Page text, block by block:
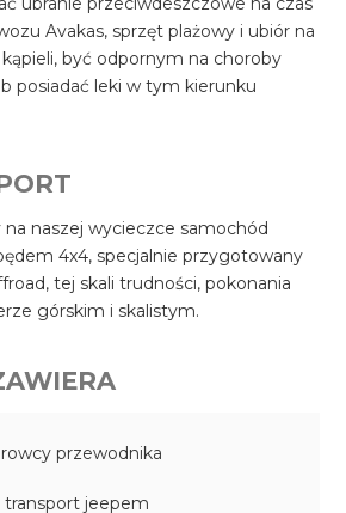
Avakas, sprzęt plażowy i ubiór na
być odpornym na choroby
posiadać leki w tym kierunku
naszej wycieczce samochód
4x4, specjalnie przygotowany
tej skali trudności, pokonania
górskim i skalistym.
przewodnika
jeepem